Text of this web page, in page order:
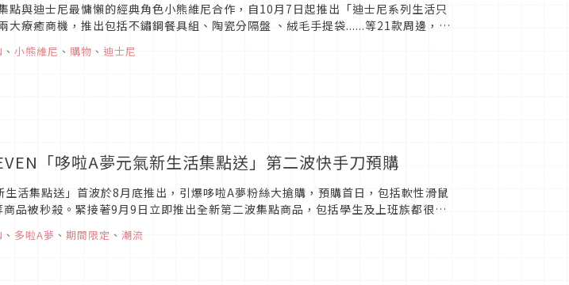
點與迪士尼最慵懶的經典角色小熊維尼合作，自10月7日起推出「迪士尼系列生活只
大療癒商機，推出包括不鏽鋼餐具組、陶瓷分隔盤 、絨毛手提袋......等21款周邊，讓
、 小熊維尼 、 購物 、 迪士尼
「哆啦A夢元氣新生活集點送」第二波快手刀預購
活集點送」首波於8月底推出，引爆哆啦A夢粉絲大搶購，預購首日，包括軟性滑鼠
品被秒殺。緊接著9月9日立即推出全新第二波集點商品，包括學生及上班族都很實
、 多啦A夢 、 期間限定 、 潮流